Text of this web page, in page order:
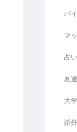
バ
マ
占
友
大
婚外